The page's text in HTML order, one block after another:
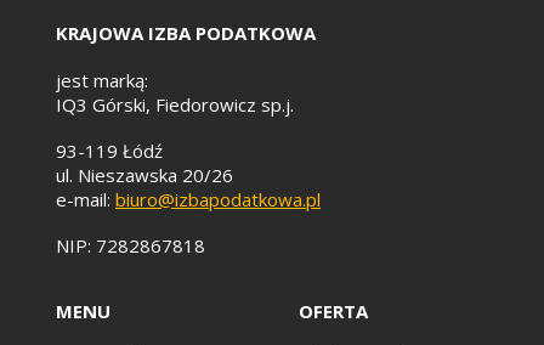
uwzględnieniem specyfiki daty
specyfika wyboru właściwej
stawki VAT w fakturze
0_EX, NP I, NP II) oraz innych
oznaczeń stosowanych w
zakresie obrotu
dobrowolne elementy
KRAJOWA IZBA PODATKOWA
jest marką:
IQ3 Górski, Fiedorowicz sp.j.
93-119 Łódź
ul. Nieszawska 20/26
e-mail: biuro@izbapodatkowa.pl
NIP: 7282867818
MENU
OFERTA